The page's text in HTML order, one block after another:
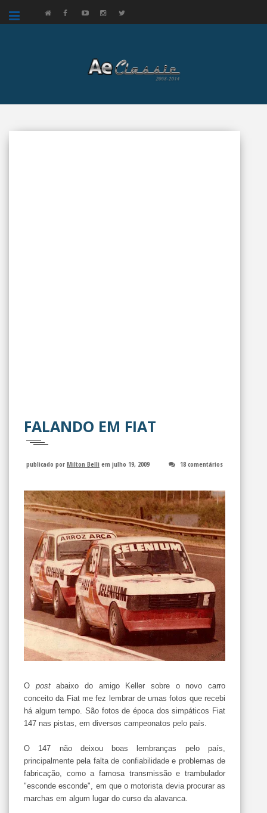
FALANDO EM FIAT
publicado por Milton Belli em julho 19, 2009 18 comentários
O post abaixo
do amigo Keller sobre o novo carro
conceito da Fiatme fez lembrar de umas fotos que recebi
há algum tempo. São fotos de época dos simpáticos Fiat
147 nas pistas, em diversos campeonatos pelo país.
O 147 não deixou boas lembranças pelo país,
principalmente pela falta de confiabilidadee problemas de
fabricação, como a famosa transmissão e trambulador
"esconde esconde", em que o motorista devia procurar as
marchas em algum lugar do curso da alavanca.